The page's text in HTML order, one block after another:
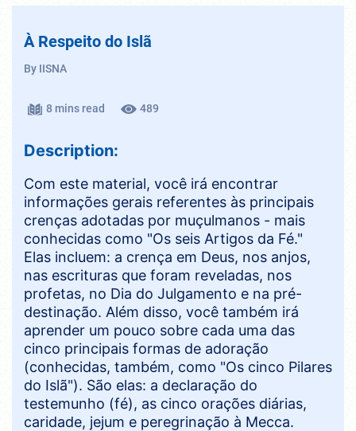
À Respeito do Islã
By IISNA
8 mins read 489
Description:
Com este material, você irá encontrar
informações gerais referentes às principais
crenças adotadas por muçulmanos - mais
conhecidas como "Os seis Artigos da Fé."
Elas incluem: a crença em Deus, nos anjos,
nas escrituras que foram reveladas, nos
profetas, no Dia do Julgamento e na pré-
destinação. Além disso, você também irá
aprender um pouco sobre cada uma das
cinco principais formas de adoração
(conhecidas, também, como "Os cinco Pilares
do Islã"). São elas: a declaração do
testemunho (fé), as cinco orações diárias,
caridade, jejum e peregrinação à Mecca.